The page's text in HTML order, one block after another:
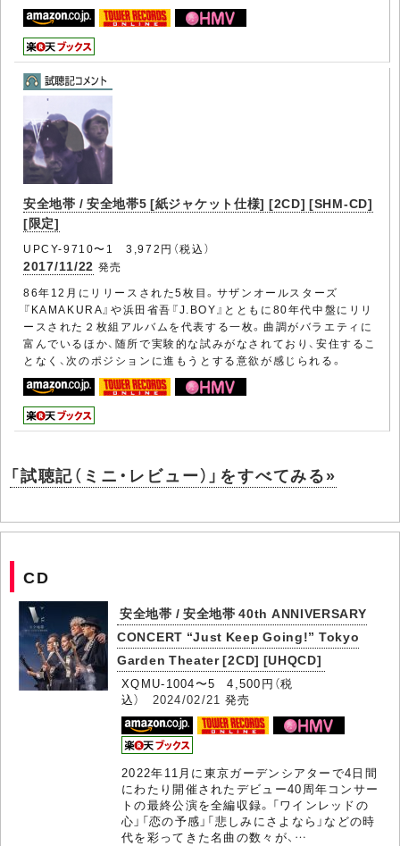
安全地帯 / 安全地帯5 [紙ジャケット仕様] [2CD] [SHM-CD]
[限定]
UPCY-9710〜1 3,972円（税込）
2017/11/22 発売
86年12月にリリースされた5枚目。サザンオールスターズ
『KAMAKURA』や浜田省吾『J.BOY』とともに80年代中盤にリリ
ースされた２枚組アルバムを代表する一枚。曲調がバラエティに
富んでいるほか、随所で実験的な試みがなされており、安住するこ
となく、次のポジションに進もうとする意欲が感じられる。
「試聴記（ミニ・レビュー）」をすべてみる»
CD
安全地帯 / 安全地帯 40th ANNIVERSARY
CONCERT “Just Keep Going!” Tokyo
Garden Theater [2CD] [UHQCD]
XQMU-1004〜5 4,500円（税
込） 2024/02/21 発売
2022年11月に東京ガーデンシアターで4日間
にわたり開催されたデビュー40周年コンサー
トの最終公演を全編収録。「ワインレッドの
心」「恋の予感」「悲しみにさよなら」などの時
代を彩ってきた名曲の数々が、…